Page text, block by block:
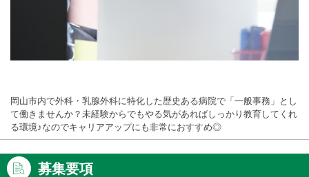
岡山市内で外科・乳腺外科に特化した歴史ある病院で「一般事務」とし
て働きませんか？未経験からでもやる気があればしっかり教育してくれ
る環境♪なのでキャリアアップにも非常におすすめ◎
募集要項